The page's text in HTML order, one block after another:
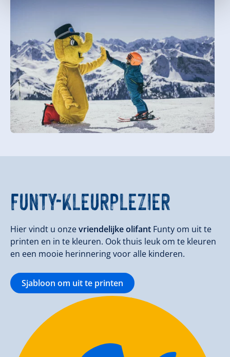
FUNTY-KLEURPLEZIER
Hier vindt u onzevriendelijke olifant Funty om uit te
printen en in te kleuren. Ook thuis leuk om te kleuren
en een mooie herinnering voor alle kinderen.
Sjabloon om uit te printen